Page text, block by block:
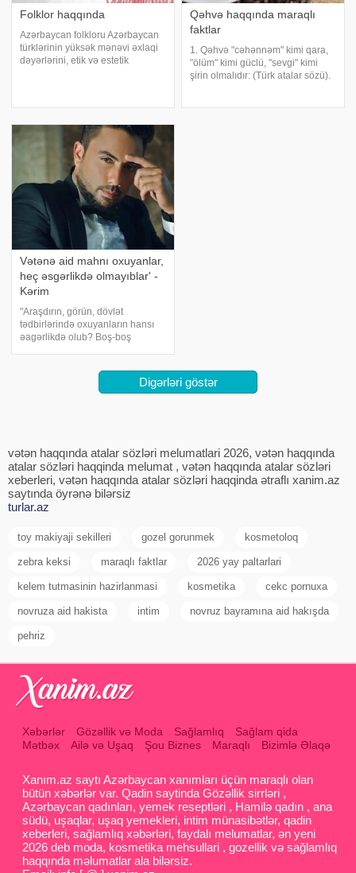
Folklor haqqında
Azərbaycan folkloru Azərbaycan
türklərinin yüksək mənəvi əxlaqi
dəyərlərini, etik və estetik
sahəsidir
Qəhvə haqqında maraqlı
faktlar
1. Qəhvə "cəhənnəm" kimi qara,
"ölüm" kimi güclü, "sevgi" kimi
şirin olmalıdır: (Türk atalar sözü).
Vətənə aid mahnı oxuyanlar,
heç əsgərlikdə olmayıblar' -
Kərim
"Araşdırın, görün, dövlət
tədbirlərində oxuyanların hansı
əagərlikdə olub? Boş-boş
çəkməyən adamsan, sən Vətən
üçün ölənsən? Bizdə özünü,Digərləri göstər
vətən haqqında atalar sözləri melumatlari 2026, vətən haqqında
atalar sözləri haqqinda melumat , vətən haqqında atalar sözləri
xeberleri, vətən haqqında atalar sözləri haqqinda ətraflı xanim.az
saytında öyrənə bilərsiz
turlar.az
toy makiyaji sekilleri gozel gorunmek kosmetoloq
zebra keksi maraqlı faktlar 2026 yay paltarlari
kelem tutmasinin hazirlanmasi kosmetika cekc pornuxa
novruza aid hakista intim novruz bayramına aid hakışda
pehriz
Xəbərlər Gözəllik və Moda Sağlamlıq
Sağlam qida
Mətbəx
Ailə və Uşaq Şou Biznes Maraqlı Bizimlə Əlaqə
Xanım.az saytı Azərbaycan xanımları üçün maraqlı olan
bütün xəbərlər var. Qadin saytinda Gözəllik sirrləri ,
Azərbaycan qadınları, yemek reseptləri , Hamilə qadın , ana
südü, uşaqlar, uşaq yemekleri, intim münasibətlər, qadin
xeberleri, sağlamlıq xəbərləri, faydalı melumatlar, ən yeni
2026 deb moda, kosmetika mehsullari , gozellik və sağlamlıq
haqqında məlumatlar ala bilərsiz.